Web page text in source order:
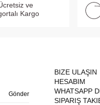
ve
Kargo
Gönder
BIZE ULAŞIN
HESABIM
WHATSAPP
SIPARIŞ